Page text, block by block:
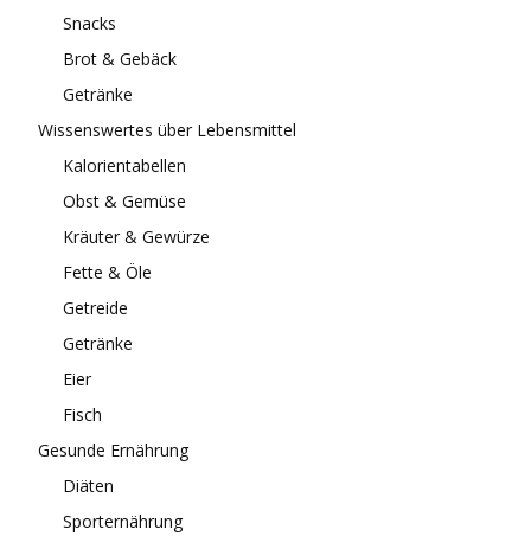
Snacks
Brot & Gebäck
Getränke
Wissenswertes über Lebensmittel
Kalorientabellen
Obst & Gemüse
Kräuter & Gewürze
Fette & Öle
Getreide
Getränke
Eier
Fisch
Gesunde Ernährung
Diäten
Sporternährung